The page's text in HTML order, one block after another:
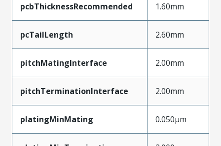
pcbThicknessRecommended 1.60mm
pcTailLength 2.60mm
pitchMatingInterface 2.00mm
pitchTerminationInterface 2.00mm
platingMinMating 0.050µm